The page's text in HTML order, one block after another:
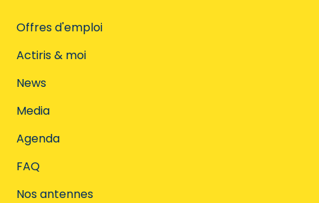
Offres d'emploi
Actiris & moi
News
Media
Agenda
FAQ
Nos antennes